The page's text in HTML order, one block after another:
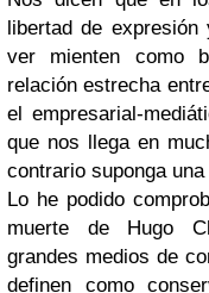
libertad de
ver mienten como
relación estrecha
el empresarial-
que nos llega en
contrario suponga
Lo he podido
muerte de Hugo
grandes medios de
definen como